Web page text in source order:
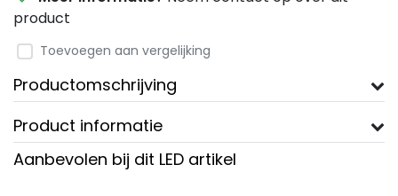
product
Toevoegen aan vergelijking
Productomschrijving
Product informatie
Aanbevolen bij dit LED artikel